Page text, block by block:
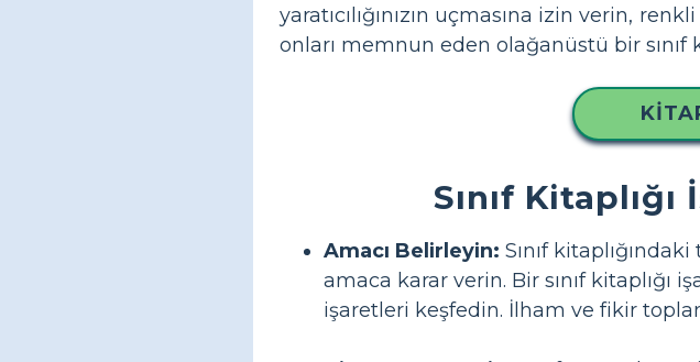
yaratıcılığınızın uçmasına izin verin,
onları memnun eden olağanüstü bir sınıf
Sınıf
Amacı Belirleyin: Sınıf
amaca karar verin. Bir sınıf kitaplığı
işaretleri keşfedin. İlham ve fikir